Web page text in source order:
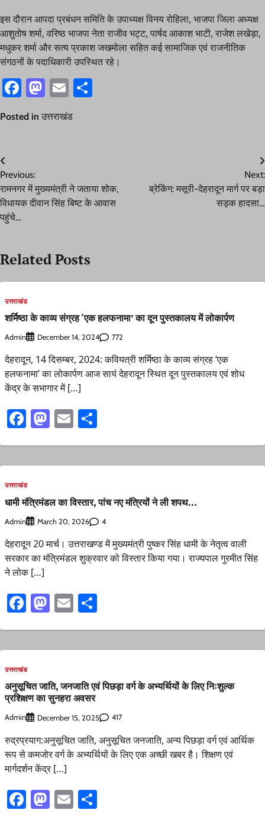
इस दौरान आपदा प्रबंधन समिति के उपाध्यक्ष विनय रोहिला, भाजपा जिला अध्यक्ष
आशुतोष शर्मा, वरिष्ठ भाजपा नेता राजीव भट्ट, पार्षद आकाश भाटी, राजेश लखेड़ा,
मधुकर शर्मा और सत्य प्रकाश जखमोला सहित कई सामाजिक एवं राजनीतिक
संगठनों के पदाधिकारी उपस्थित रहे।
Facebook
Mastodon
Email
Posted in उत्तराखंड
Post
navigation
Previous:
रामनगर में मुख्यमंत्री ने जताया शोक,
विधायक दीवान सिंह बिष्ट के आवास
पहुंचे…
Next:
ब्रेकिंग: मसूरी-देहरादून मार्ग पर बड़ा
सड़क हादसा…
Related Posts
उत्तराखंड
शर्मिष्ठा के काव्य संग्रह ‘एक हलफनामा’ का दून पुस्तकालय में लोकार्पण
Admin December 14, 2024 772
देहरादून, 14 दिसम्बर, 2024: कवियत्री शर्मिष्ठा के काव्य संग्रह ‘एक
हलफनामा’ का लोकार्पण आज सायं देहरादून स्थित दून पुस्तकालय एवं शोध
केंद्र के सभागार में […]
Facebook
Mastodon
Email
उत्तराखंड
धामी मंत्रिमंडल का विस्तार, पांच नए मंत्रियों ने ली शपथ…
Admin March 20, 2026 4
देहरादून 20 मार्च। उत्तराखण्ड में मुख्यमंत्री पुष्कर सिंह धामी के नेतृत्व वाली
सरकार का मंत्रिमंडल शुक्रवार को विस्तार किया गया। राज्यपाल गुरमीत सिंह
ने लोक […]
Facebook
Mastodon
Email
उत्तराखंड
अनुसूचित जाति, जनजाति एवं पिछड़ा वर्ग के अभ्यर्थियों के लिए निःशुल्क
प्रशिक्षण का सुनहरा अवसर
Admin December 15, 2025 417
रुद्रप्रयाग:अनुसूचित जाति, अनुसूचित जनजाति, अन्य पिछड़ा वर्ग एवं आर्थिक
रूप से कमजोर वर्ग के अभ्यर्थियों के लिए एक अच्छी खबर है। शिक्षण एवं
मार्गदर्शन केंद्र […]
Facebook
Mastodon
Email